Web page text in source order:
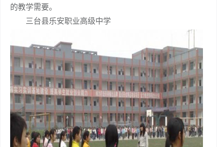
的教学需要。
三台县乐安职业高级中学